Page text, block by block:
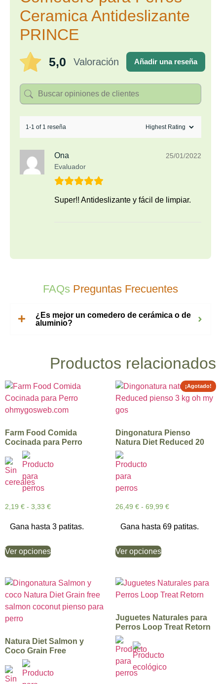
Ceramica Antideslizante
PRINCE
5,0 Valoración Añadir una reseña
1-1 of 1 reseña
Ona
Evaluador
25/01/2022
Super!! Antideslizante y fácil de limpiar.
FAQs Preguntas Frecuentes
¿Es mejor un comedero de cerámica o de
aluminio?
Productos relacionados
Farm Food Comida
Cocinada para Perro
2,19 € - 3,33 €
Gana hasta 3 patitas.
Ver opciones
Dingonatura Pienso
Natura Diet Reduced 20
26,49 € - 69,99 €
Gana hasta 69 patitas.
Ver opciones
¡Agotado!
Natura Diet Salmon y
Coco Grain Free
Juguetes Naturales para
Perros Loop Treat Retorn